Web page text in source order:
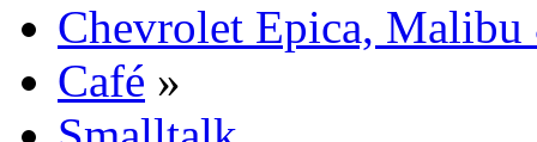
Chevrolet Epica,
Café »